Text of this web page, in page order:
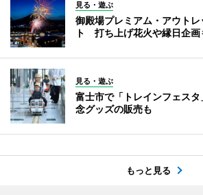
見る・遊ぶ
御殿場プレミアム・アウト
ト 打ち上げ花火や縁日企画
見る・遊ぶ
富士市で「トレインフェス
念グッズの販売も
もっと見る